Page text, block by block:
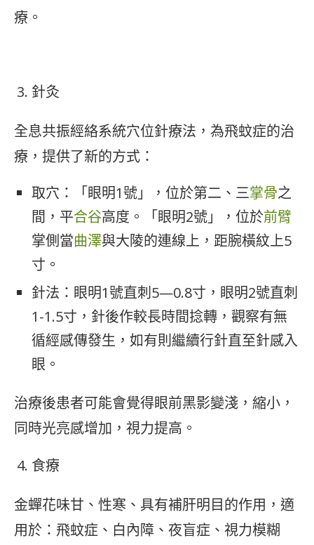
療。
針灸
全息共振經絡系統穴位針療法，為飛蚊症的治
療，提供了新的方式：
取穴：「眼明1號」，位於第二、三掌骨之
間，平合谷高度。「眼明2號」，位於前臂
掌側當曲澤與大陵的連線上，距腕橫紋上5
寸。
針法：眼明1號直刺5—0.8寸，眼明2號直刺
1-1.5寸，針後作較長時間捻轉，觀察有無
循經感傳發生，如有則繼續行針直至針感入
眼。
治療後患者可能會覺得眼前黑影變淺，縮小，
同時光亮感增加，視力提高。
食療
金蟬花味甘、性寒、具有補肝明目的作用，適
用於：飛蚊症、白內障、夜盲症、視力模糊